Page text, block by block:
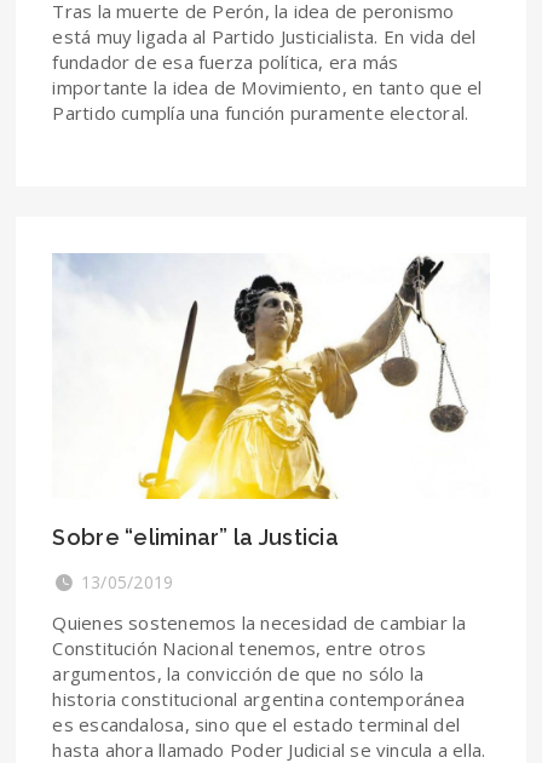
Tras la muerte de Perón, la idea de peronismo
está muy ligada al Partido Justicialista. En vida del
fundador de esa fuerza política, era más
importante la idea de Movimiento, en tanto que el
Partido cumplía una función puramente electoral.
Sobre “eliminar” la Justicia
13/05/2019
Quienes sostenemos la necesidad de cambiar la
Constitución Nacional tenemos, entre otros
argumentos, la convicción de que no sólo la
historia constitucional argentina contemporánea
es escandalosa, sino que el estado terminal del
hasta ahora llamado Poder Judicial se vincula a ella.